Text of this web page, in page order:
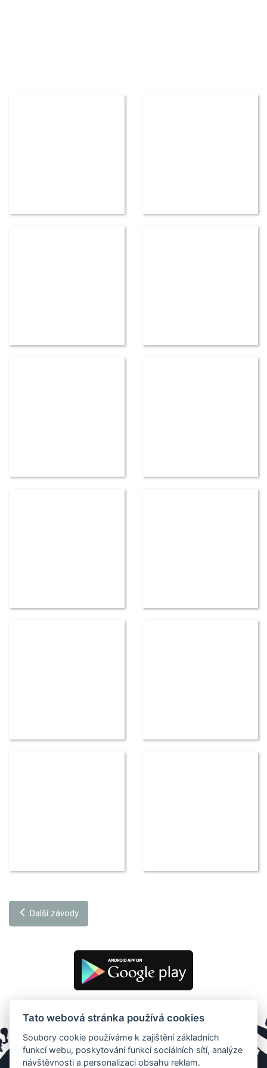
Další závody
Tato webová stránka používá cookies
Soubory cookie používáme k zajištění základních
funkcí webu, poskytování funkcí sociálních sítí, analýze
návštěvnosti a personalizaci obsahu reklam.